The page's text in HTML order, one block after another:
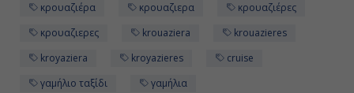
κρουαζιέρα κρουαζιερα
κρουαζιέρες
κρουαζιερες
krouaziera
krouazieres
kroyaziera
kroyazieres
cruise
γαμήλιο ταξίδι
γαμήλια